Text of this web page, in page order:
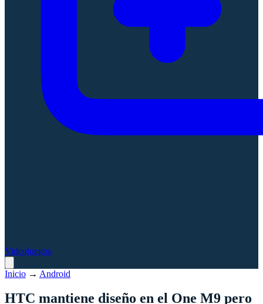
Videojuegos
Inicio → Android
HTC mantiene diseño en el One M9 pero